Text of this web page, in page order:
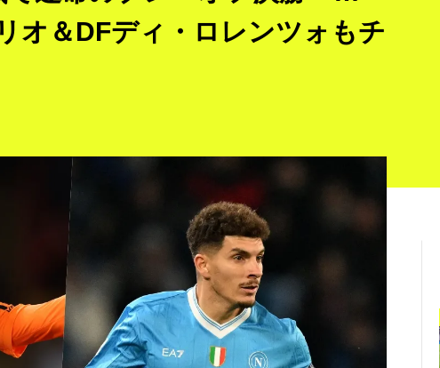
オ＆DFディ・ロレンツォもチ